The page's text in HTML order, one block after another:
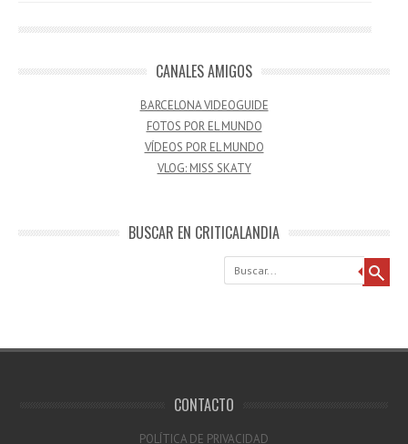
CANALES AMIGOS
BARCELONA VIDEOGUIDE
FOTOS POR EL MUNDO
VÍDEOS POR EL MUNDO
VLOG: MISS SKATY
BUSCAR EN CRITICALANDIA
Buscar
CONTACTO
POLÍTICA DE PRIVACIDAD